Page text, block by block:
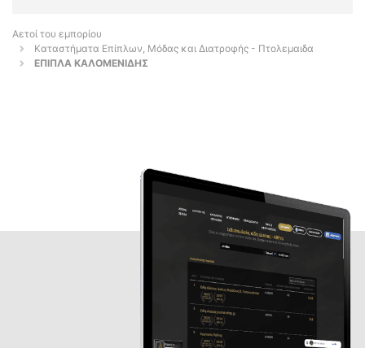
Αετοί του εμπορίου
Καταστήματα Επίπλων, Μόδας και Διατροφής - Πτολεμαιδα
ΕΠΙΠΛΑ ΚΑΛΟΜΕΝΙΔΗΣ